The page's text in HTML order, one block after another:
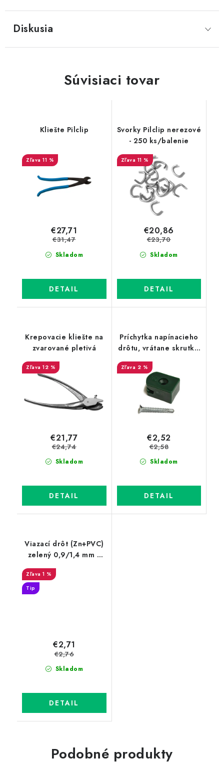
Diskusia
Súvisiaci tovar
Kliešte Pilclip
11 %
Skladom
€27,71
€31,47
DETAIL
Svorky Pilclip nerezové
- 250 ks/balenie
11 %
Skladom
€20,86
€23,70
DETAIL
Krepovacie kliešte na
zvarované pletivá
12 %
Skladom
€21,77
€24,74
DETAIL
Príchytka napínacieho
drôtu, vrátane skrutky,
2 %
Skladom
€2,52
€2,58
DETAIL
Viazací drôt (Zn+PVC)
zelený 0,9/1,4 mm v
drôtenom obale, dĺžka
60 m
1 %
Tip
Skladom
€2,71
€2,76
DETAIL
Podobné produkty